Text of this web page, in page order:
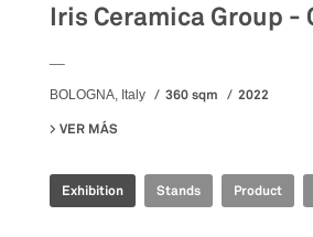
Iris Ceramica Group -
BOLOGNA, Italy 360 sqm
2022
VER MÁS
Exhibition Stands Product